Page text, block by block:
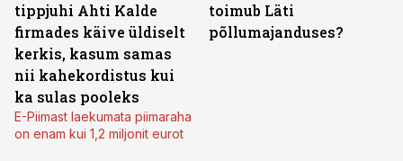
tippjuhi Ahti Kalde
firmades käive üldiselt
kerkis, kasum samas
nii kahekordistus kui
ka sulas pooleks
E-Piimast laekumata piimaraha
on enam kui 1,2 miljonit eurot
toimub Läti
põllumajanduses?